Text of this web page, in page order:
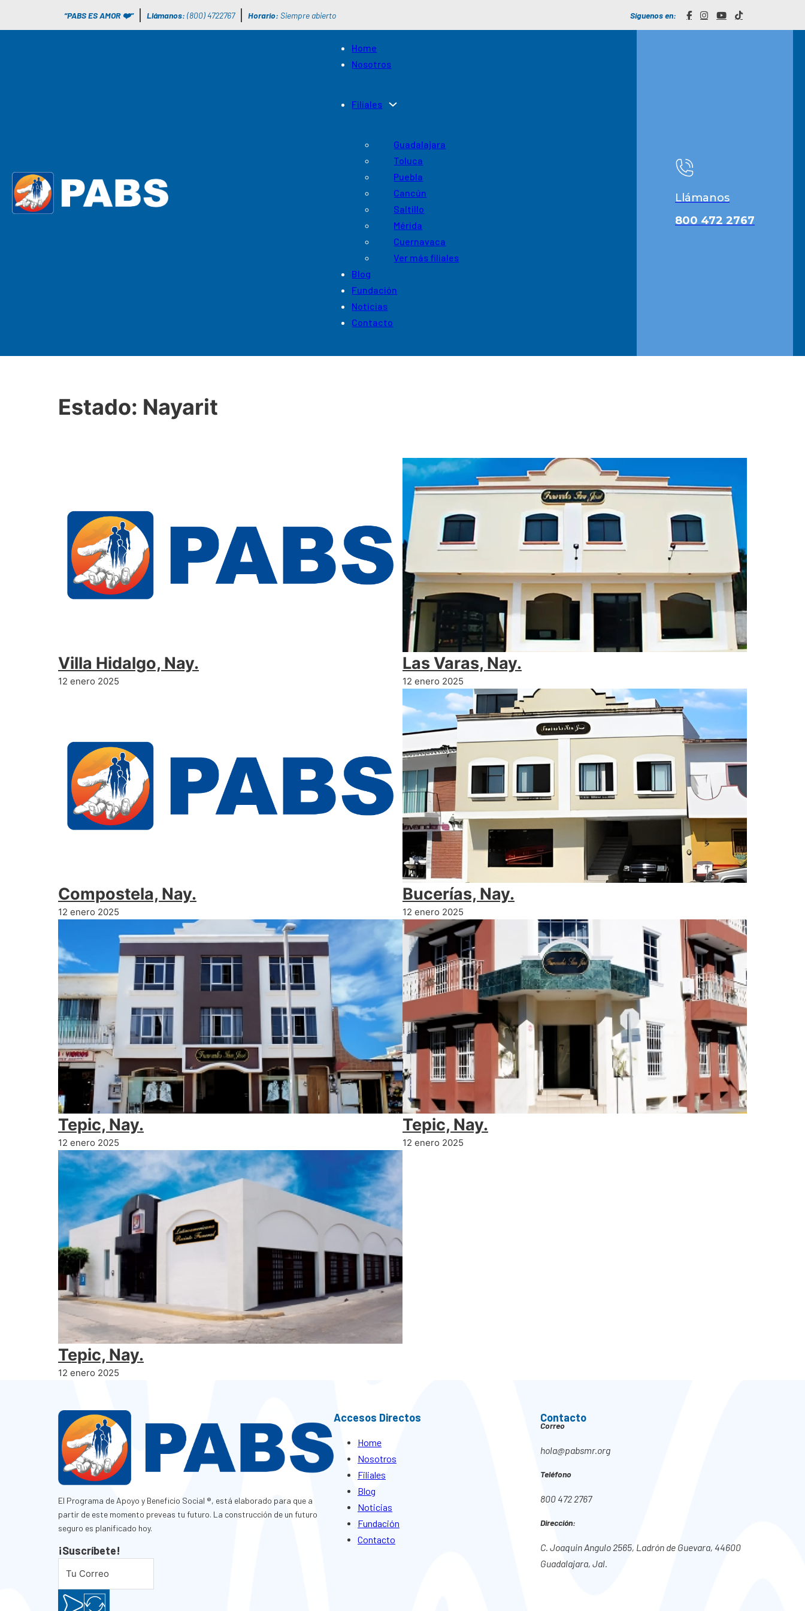
“PABS ES AMOR ❤️” Llámanos: (800) 4722767 Horario: Siempre abierto Síguenos en:
Home
Nosotros
Filiales
Guadalajara
Toluca
Puebla
Cancún
Saltillo
Mérida
Cuernavaca
Ver más filiales
Blog
Fundación
Noticias
Contacto
Llámanos
800 472 2767
Estado: Nayarit
Villa Hidalgo, Nay.
12 enero 2025
Las Varas, Nay.
12 enero 2025
Compostela, Nay.
12 enero 2025
Bucerías, Nay.
12 enero 2025
Tepic, Nay.
12 enero 2025
Tepic, Nay.
12 enero 2025
Tepic, Nay.
12 enero 2025
El Programa de Apoyo y Beneficio Social ®, está elaborado para que a
partir de este momento preveas tu futuro. La construcción de un futuro
seguro es planificado hoy.
¡Suscríbete!
Accesos Directos
Home
Nosotros
Filiales
Blog
Noticias
Fundación
Contacto
Contacto
Correo
hola@pabsmr.org
Teléfono
800 472 2767
Dirección:
C. Joaquin Angulo 2565, Ladrón de Guevara, 44600
Guadalajara, Jal.